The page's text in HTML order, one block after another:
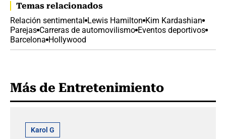
Temas relacionados
Relación sentimental Lewis Hamilton Kim Kardashian
Parejas Carreras de automovilismo Eventos deportivos
Barcelona Hollywood
Más de Entretenimiento
Karol G